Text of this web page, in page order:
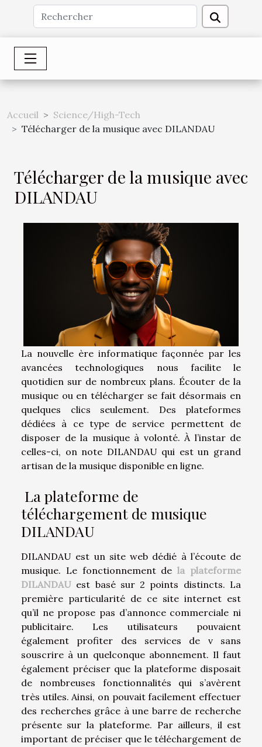
Accueil
Science/High-Tech
Télécharger de la musique avec DILANDAU
Télécharger de la musique avec
DILANDAU
La nouvelle ère informatique façonnée par les
avancées technologiques nous facilite le
quotidien sur de nombreux plans. Écouter de la
musique ou en télécharger se fait désormais en
quelques clics seulement. Des plateformes
dédiées à ce type de service permettent de
disposer de la musique à volonté. À l’instar de
celles-ci, on note DILANDAU qui est un grand
artisan de la musique disponible en ligne.
La plateforme de
téléchargement de musique
DILANDAU
DILANDAU est un site web dédié à l’écoute de
musique. Le fonctionnement dela plateforme
DILANDAU est basé sur 2 points distincts. La
première particularité de ce site internet est
qu’il ne propose pas d’annonce commerciale ni
publicitaire. Les utilisateurs pouvaient
également profiter des services de v sans
souscrire à un quelconque abonnement. Il faut
également préciser que la plateforme disposait
de nombreuses fonctionnalités qui s’avèrent
très utiles. Ainsi, on pouvait facilement effectuer
des recherches grâce à une barre de recherche
présente sur la plateforme. Par ailleurs, il est
important de préciser que le téléchargement de